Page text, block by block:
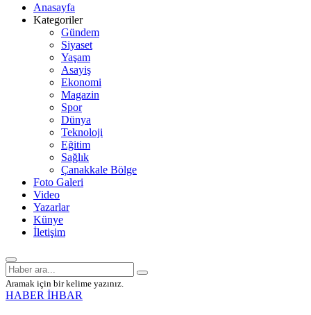
Anasayfa
Kategoriler
Gündem
Siyaset
Yaşam
Asayiş
Ekonomi
Magazin
Spor
Dünya
Teknoloji
Eğitim
Sağlık
Çanakkale Bölge
Foto Galeri
Video
Yazarlar
Künye
İletişim
Aramak için bir kelime yazınız.
HABER İHBAR